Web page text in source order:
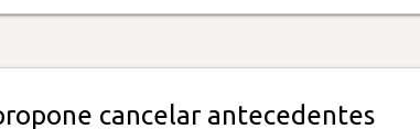
cancelar antecedentes